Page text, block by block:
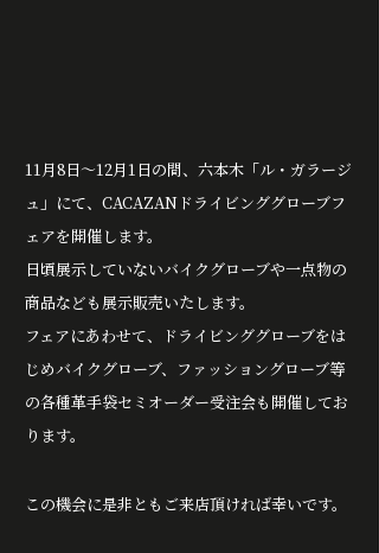
11月8日～12月1日の間、六本木「ル・ガラージ
ュ」にて、CACAZANドライビンググローブフ
ェアを開催します。
日頃展示していないバイクグローブや一点物の
商品なども展示販売いたします。
フェアにあわせて、ドライビンググローブをは
じめバイクグローブ、ファッショングローブ等
の各種革手袋セミオーダー受注会も開催してお
ります。
この機会に是非ともご来店頂ければ幸いです。